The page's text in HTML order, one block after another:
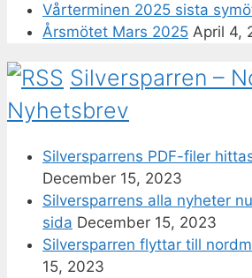
Vårterminen 2025 sista
Årsmötet Mars 2025 April 4,
Silversparren –
Nyhetsbrev
Silversparrens PDF-filer
December 15, 2023
Silversparrens alla nyheter
sida December 15, 2023
Silversparren flyttar till
15, 2023